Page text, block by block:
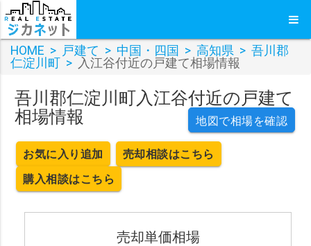
HOME > 戸建て > 中国・四国 > 高知県 > 吾川郡
仁淀川町 > 入江谷付近の戸建て相場情報
吾川郡仁淀川町入江谷付近の戸建て
相場情報
地図で相場を確認
お気に入り追加
売却相談はこちら
購入相談はこちら
売却単価相場